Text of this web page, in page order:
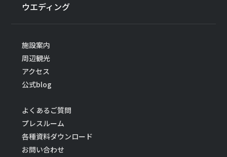
ウエディング
施設案内
周辺観光
アクセス
公式blog
よくあるご質問
プレスルーム
各種資料ダウンロード
お問い合わせ